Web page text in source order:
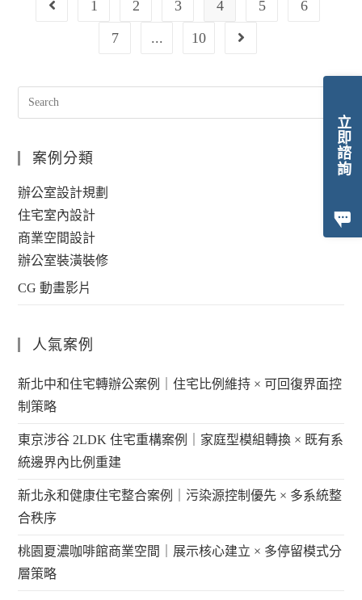
立即諮詢
1 2 3 4 5
6
7
... 10
案例分類
辦公室設計規劃
住宅室內設計
商業空間設計
辦公室裝潢裝修
CG 動畫影片
人氣案例
新北中和住宅轉辦公案例｜住宅比例維持 × 可回復界面控
制策略
東京涉谷 2LDK 住宅重構案例｜家庭型模組轉換 × 既有系
統邊界內比例重建
新北永和健康住宅整合案例｜污染源控制優先 × 多系統整
合秩序
桃園夏濃咖啡館商業空間｜展示核心建立 × 多停留模式分
層策略